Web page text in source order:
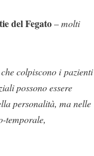
del Fegato–molti
colpiscono i pazienti
possono essere
personalità, ma nelle
temporale,